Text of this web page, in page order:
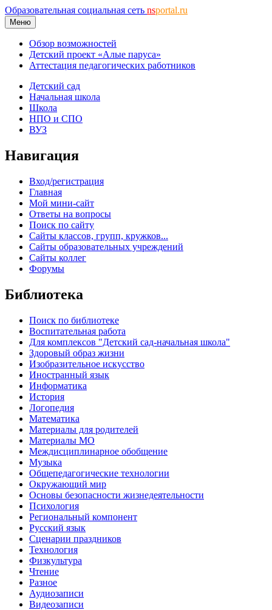
Образовательная социальная сеть nsportal.ru
Меню
Обзор возможностей
Детский проект «Алые паруса»
Аттестация педагогических работников
Детский сад
Начальная школа
Школа
НПО и СПО
ВУЗ
Навигация
Вход/регистрация
Главная
Мой мини-сайт
Ответы на вопросы
Поиск по сайту
Сайты классов, групп, кружков...
Сайты образовательных учреждений
Сайты коллег
Форумы
Библиотека
Поиск по библиотеке
Воспитательная работа
Для комплексов "Детский сад-начальная школа"
Здоровый образ жизни
Изобразительное искусство
Иностранный язык
Информатика
История
Логопедия
Математика
Материалы для родителей
Материалы МО
Междисциплинарное обобщение
Музыка
Общепедагогические технологии
Окружающий мир
Основы безопасности жизнедеятельности
Психология
Региональный компонент
Русский язык
Сценарии праздников
Технология
Физкультура
Чтение
Разное
Аудиозаписи
Видеозаписи